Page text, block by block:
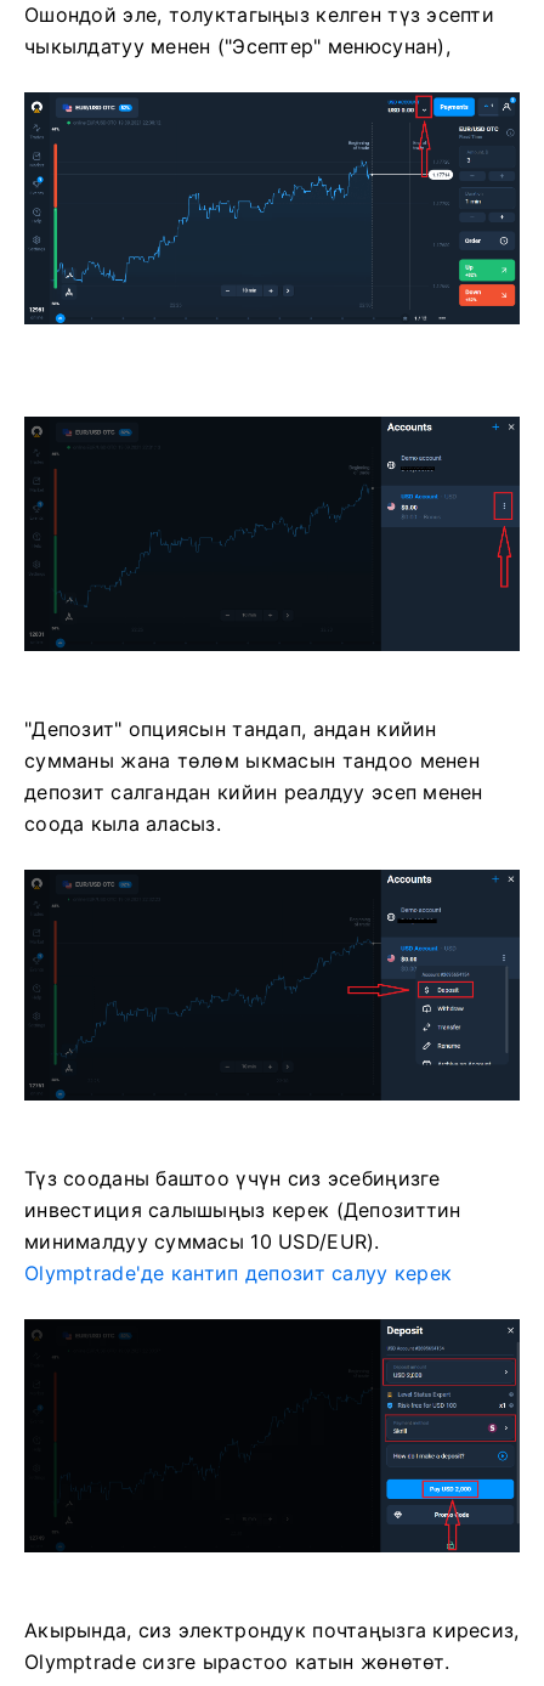
Ошондой эле, толуктагыңыз келген түз эсепти
чыкылдатуу менен ("Эсептер" менюсунан),
"Депозит" опциясын тандап, андан кийин
сумманы жана төлөм ыкмасын тандоо менен
депозит салгандан кийин реалдуу эсеп менен
соода кыла аласыз.
Түз сооданы баштоо үчүн сиз эсебиңизге
инвестиция салышыңыз керек (Депозиттин
минималдуу суммасы 10 USD/EUR).
Olymptrade'де кантип депозит салуу керек
Акырында, сиз электрондук почтаңызга киресиз,
Olymptrade сизге ырастоо катын жөнөтөт.